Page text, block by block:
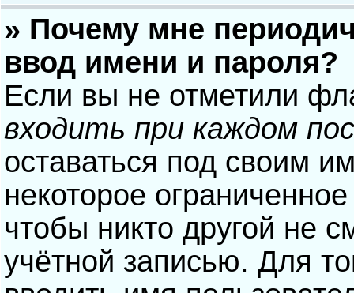
» Почему мне
ввод имени и пароля?
Если вы не отметили
входить при каждом
оставаться под своим
некоторое
чтобы никто другой не
учётной записью. Для